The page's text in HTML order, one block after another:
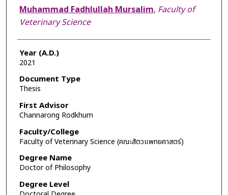
Author
Muhammad Fadhlullah Mursalim, Faculty of
Veterinary Science
Year (A.D.)
2021
Document Type
Thesis
First Advisor
Channarong Rodkhum
Faculty/College
Faculty of Veterinary Science (คณะสัตวแพทยศาสตร์)
Degree Name
Doctor of Philosophy
Degree Level